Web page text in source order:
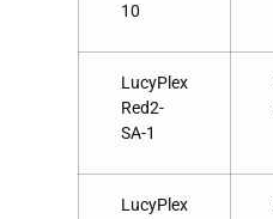
10
LucyPlex
Red2-
SA-1
LucyPlex